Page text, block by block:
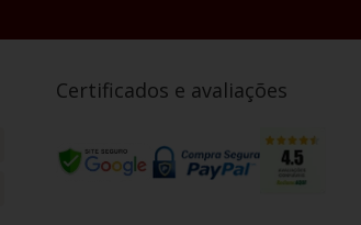
Certificados e avaliações